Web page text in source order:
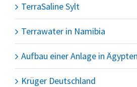
TerraSaline Sylt
Terrawater in Namibia
Aufbau einer Anlage in Ägypten
Krüger Deutschland